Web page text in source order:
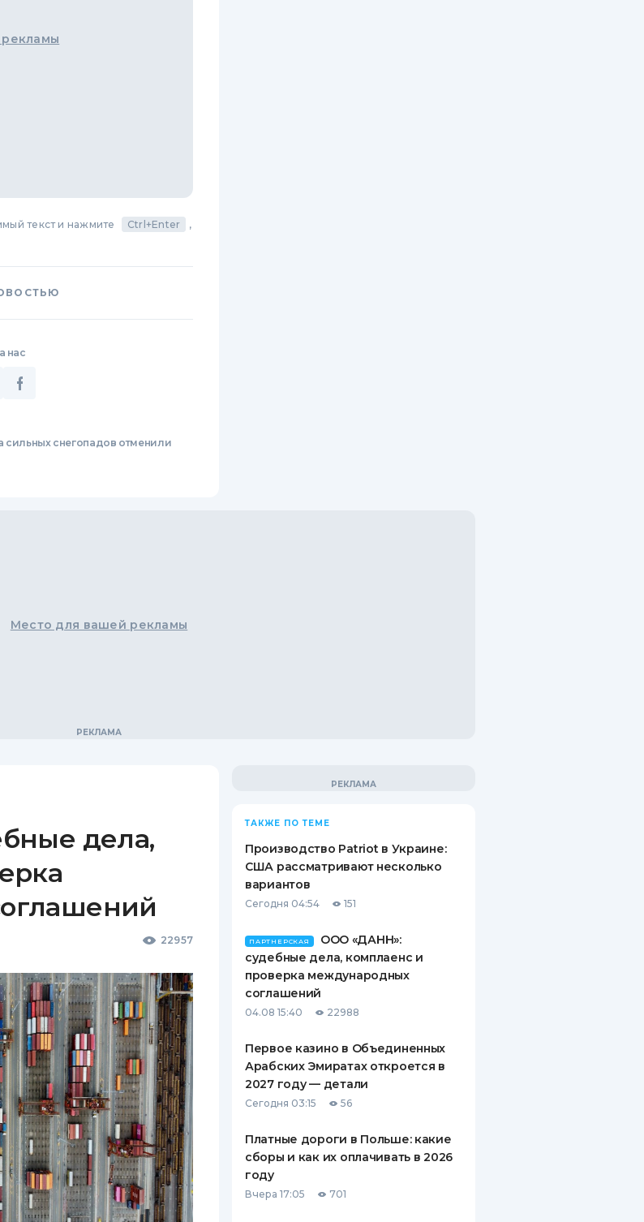
текст и нажмите Ctrl+Enter
,
нас
сильных снегопадов отменили
Место для вашей рекламы
дела,
22957
ТАКЖЕ ПО ТЕМЕ
Производство Patriot в Украине:
США рассматривают несколько
вариантов
Сегодня 04:54 151
ПАРТНЕРСКАЯ
ООО «ДАНН»:
судебные дела, комплаенс и
проверка международных
соглашений
04.08 15:40 22988
Первое казино в Объединенных
Арабских Эмиратах откроется в
2027 году — детали
Сегодня 03:15 56
Платные дороги в Польше: какие
сборы и как их оплачивать в 2026
году
Вчера 17:05 701